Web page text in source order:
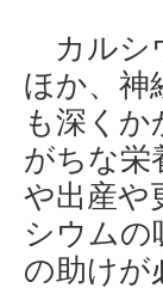
カルシ
ほか、神
も深く
がちな栄
や出産や
シウムの
の助けが